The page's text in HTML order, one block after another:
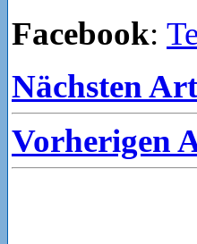
Facebook:
Nächsten
Vorherigen